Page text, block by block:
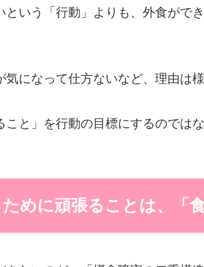
という「行動」よりも、外食がで
になって仕方ないなど、理由は様
こと」を行動の目標にするのでは
めに頑張ることは、「